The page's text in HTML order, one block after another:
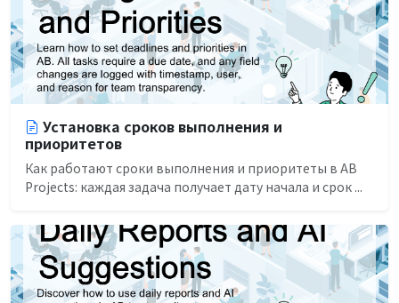
Установка сроков выполнения и
приоритетов
Как работают сроки выполнения и приоритеты в AB
Projects: каждая задача получает дату начала и срок ...